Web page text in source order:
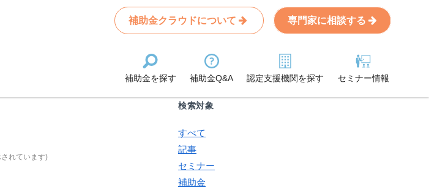
補助金クラウドについて 専門家に相談する
補助金を探す 補助金Q&A 認定支援機関を探す セミナー情報
れています)
Search
条件から記事を探す
検索対象
すべて
記事
セミナー
補助金